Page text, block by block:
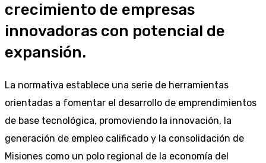
crecimiento de empresas
innovadoras con potencial de
expansión.
La normativa establece una serie de herramientas
orientadas a fomentar el desarrollo de emprendimientos
de base tecnológica, promoviendo la innovación, la
generación de empleo calificado y la consolidación de
Misiones como un polo regional de la economía del